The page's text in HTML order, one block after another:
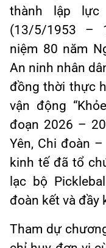
thành lập
(13/5/1953 –
niệm 80 năm
An ninh nhân
đồng thời thực
vận động
đoạn 2026 –
Yên, Chi đoàn
kinh tế đã tổ
lạc bộ
đoàn kết và đầy
Tham dự